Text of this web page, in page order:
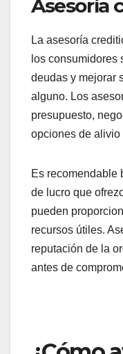
deudas
Los planes de
entre el deudor y
facilitan el pago
pago mensual.
tasas de interés y
Es importante
requerir que el
se comprometa a
durante el
desafío para
Asesoría